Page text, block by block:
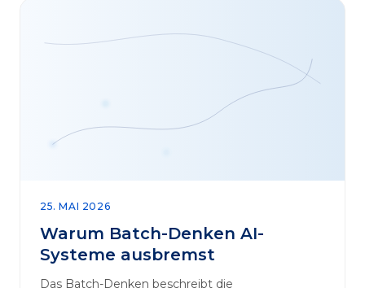
25. MAI 2026
Warum Batch-Denken AI-
Systeme ausbremst
Das Batch-Denken beschreibt die